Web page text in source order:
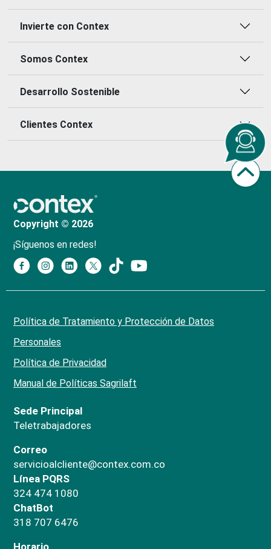
Invierte con Contex
Somos Contex
Desarrollo Sostenible
Clientes Contex
Copyright © 2026
¡Síguenos en redes!
Política de Tratamiento y Protección de Datos
Personales
Política de Privacidad
Manual de Políticas Sagrilaft
Sede Principal
Teletrabajadores
Correo
servicioalcliente@contex.com.co
Línea PQRS
324 474 1080
ChatBot
318 707 6476
Horario